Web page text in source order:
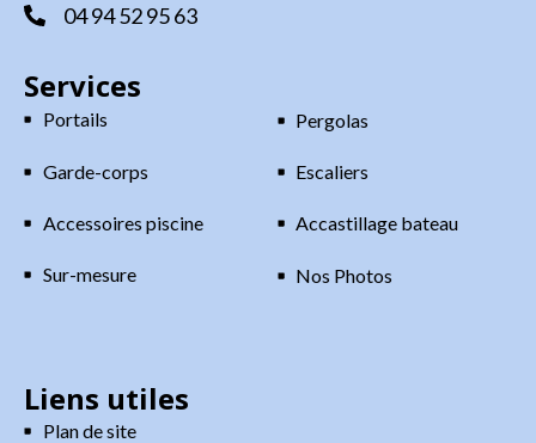
04 94 52 95 63
Services
Portails Pergolas
Garde-corps Escaliers
Accessoires piscine Accastillage bateau
Sur-mesure Nos Photos
Liens utiles
Plan de site